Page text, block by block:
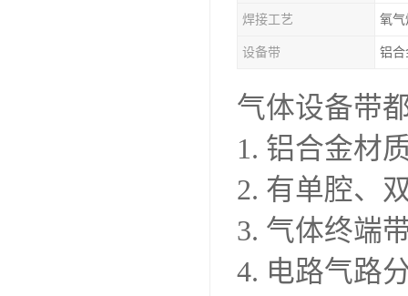
焊接工艺 氧气
设备带 铝合
气体设备带
1. 铝合金材
2. 有单腔、
3. 气体终端
4. 电路气路